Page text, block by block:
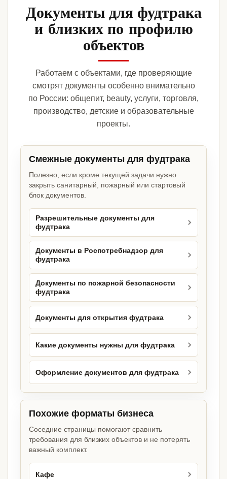
Документы для фудтрака
и близких по профилю
объектов
Работаем с объектами, где проверяющие
смотрят документы особенно внимательно
по России: общепит, beauty, услуги, торговля,
производство, детские и образовательные
проекты.
Смежные документы для фудтрака
Полезно, если кроме текущей задачи нужно
закрыть санитарный, пожарный или стартовый
блок документов.
Разрешительные документы для
фудтрака
Документы в Роспотребнадзор для
фудтрака
Документы по пожарной безопасности
фудтрака
Документы для открытия фудтрака
Какие документы нужны для фудтрака
Оформление документов для фудтрака
Похожие форматы бизнеса
Соседние страницы помогают сравнить
требования для близких объектов и не потерять
важный комплект.
Кафе